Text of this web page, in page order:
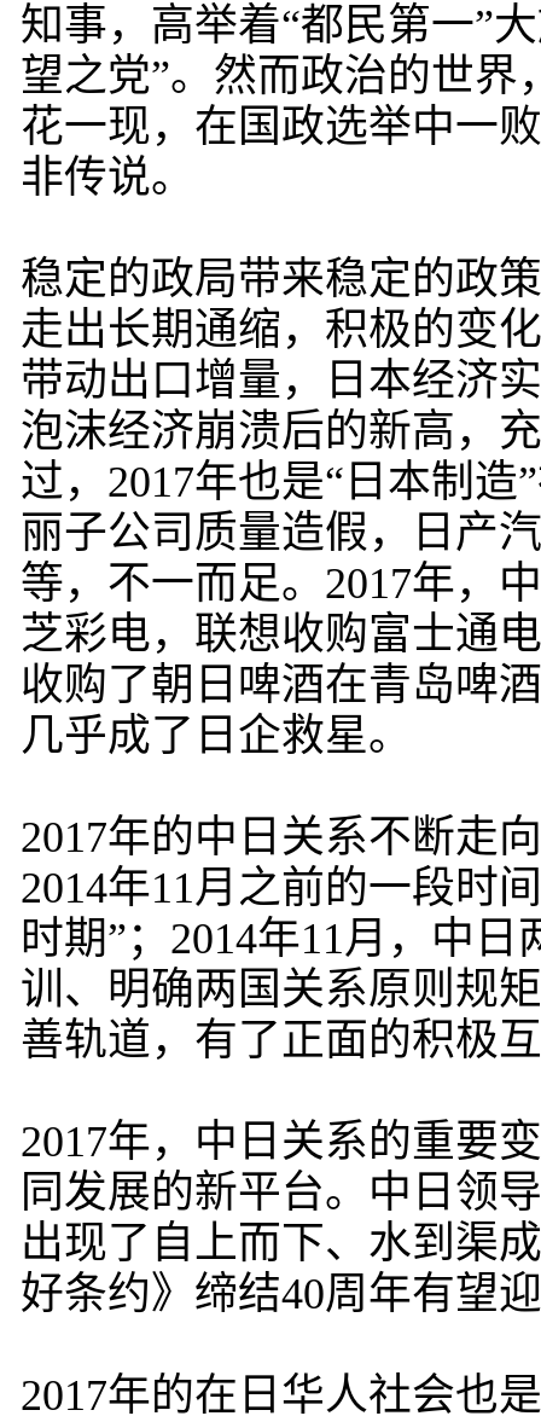
知事，高举着“都民第一”
望之党”。然而政治的世界
花一现，在国政选举中一
非传说。
稳定的政局带来稳定的政
走出长期通缩，积极的变
带动出口增量，日本经济
泡沫经济崩溃后的新高，
过，2017年也是“日本制
丽子公司质量造假，日产
等，不一而足。2017年，
芝彩电，联想收购富士通
收购了朝日啤酒在青岛啤
几乎成了日企救星。
2017年的中日关系不断走
2014年11月之前的一段时
时期”；2014年11月，中
训、明确两国关系原则规
善轨道，有了正面的积极
2017年，中日关系的重要
同发展的新平台。中日领
出现了自上而下、水到渠
好条约》缔结40周年有望
2017年的在日华人社会也